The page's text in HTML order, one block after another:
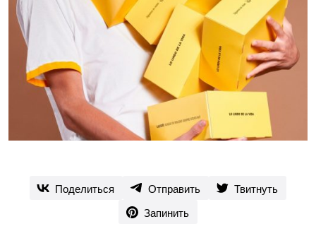
Поделиться Отправить
Твитнуть
Запинить